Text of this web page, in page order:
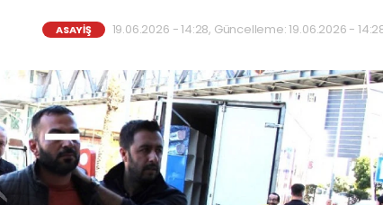
ASAYİŞ 19.06.2026 - 14:28, Güncelleme: 19.06.2026 -